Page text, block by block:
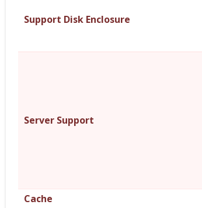
Support Disk Enclosure
Server Support
Cache